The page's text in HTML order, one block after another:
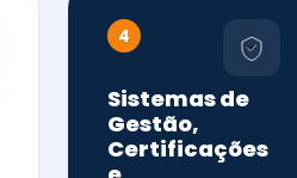
4
Sistemas de
Gestão,
Certificações